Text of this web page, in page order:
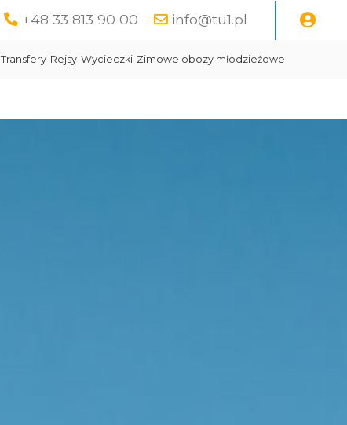
+48 33 813 90 00 info@tu1.pl
Transfery Rejsy Wycieczki Zimowe obozy młodzieżowe